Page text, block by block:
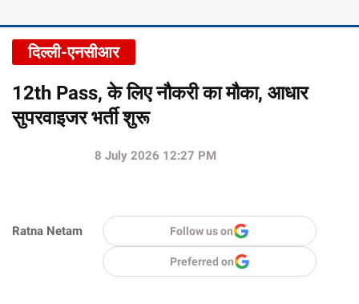
दिल्ली-एनसीआर
12th Pass, के लिए नौकरी का मौका, आधार
सुपरवाइजर भर्ती शुरू
Ratna Netam
8 July 2026 12:27 PM
Follow us on
Preferred on